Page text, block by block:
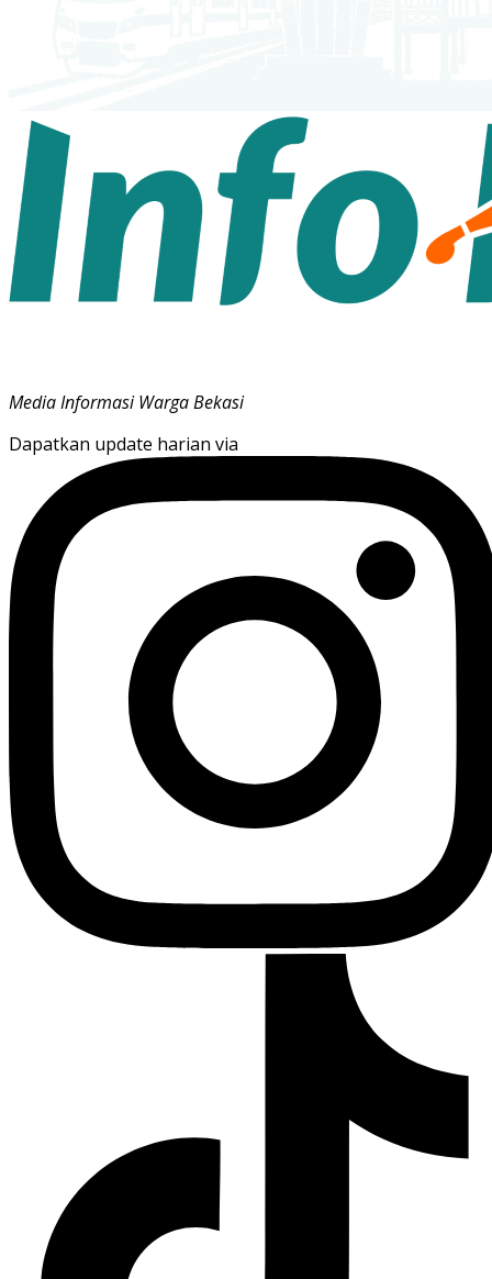
Media Informasi Warga Bekasi
Dapatkan update harian via